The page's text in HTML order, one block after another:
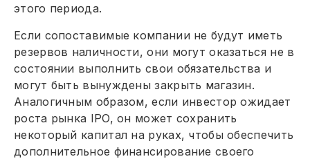
этого периода.
Если сопоставимые компании не будут иметь
резервов наличности, они могут оказаться не в
состоянии выполнить свои обязательства и
могут быть вынуждены закрыть магазин.
Аналогичным образом, если инвестор ожидает
роста рынка IPO, он может сохранить
некоторый капитал на руках, чтобы обеспечить
дополнительное финансирование своего